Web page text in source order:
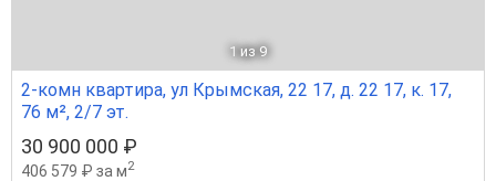
1 из 9
2-комн квартира, ул Крымская, 22 17, д. 22 17, к. 17,
76 м², 2/7 эт.
30 900 000 ₽
406 579 ₽ за м2